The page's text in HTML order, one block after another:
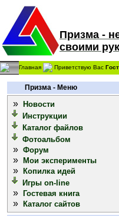
Призма -
своими
Главная Приветствую Вас
Призма - Меню
»
Новости
Инструкции
Каталог файлов
Фотоальбом
» Форум
» Мои эксперименты
»
Копилка идей
Игры on-line
» Гостевая книга
» Каталог сайтов